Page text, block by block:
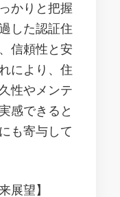
かりと把握
した認証住
信頼性と安
により、住
性やメンテ
感できると
も寄与して
展望】